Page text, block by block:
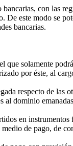
con las
De este modo se
bancarias.
solamente
por éste, al
respecto de las
dominio
en instrumentos
de pago, de